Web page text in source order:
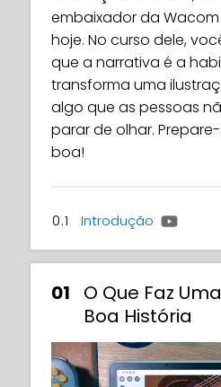
embaixador da
hoje. No curso dele,
que a narrativa é a
transforma uma
algo que as pessoas
parar de olhar.
boa!
0.1 Introdução
01
O Que Faz Uma
Boa História